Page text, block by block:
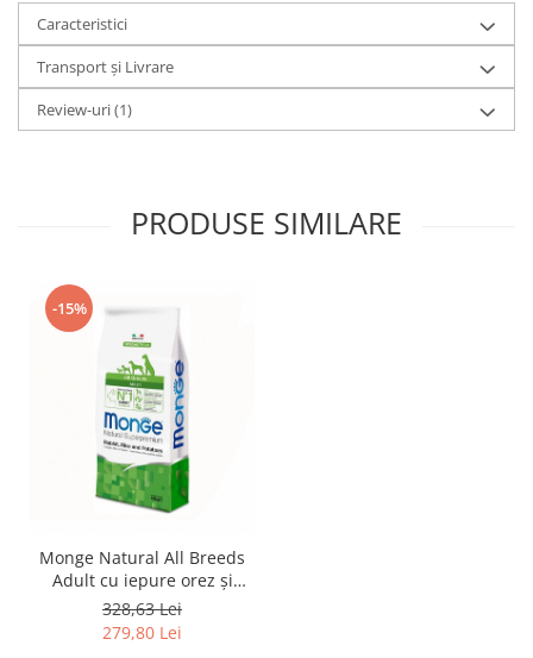
Caracteristici
Transport și Livrare
Review-uri(1)
PRODUSE SIMILARE
-15%
Monge Natural All Breeds
Adult cu iepure orez și
cartofi 12 kg
328,63 Lei
279,80 Lei